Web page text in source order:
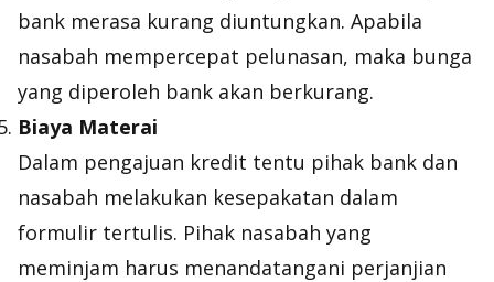
bank merasa kurang diuntungkan. Apabila
nasabah mempercepat pelunasan, maka bunga
yang diperoleh bank akan berkurang.
Biaya Materai
Dalam pengajuan kredit tentu pihak bank dan
nasabah melakukan kesepakatan dalam
formulir tertulis. Pihak nasabah yang
meminjam harus menandatangani perjanjian